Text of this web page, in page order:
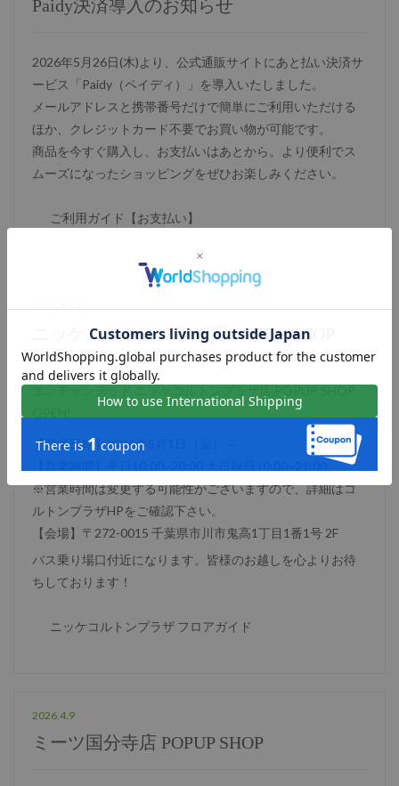
Paidy決済導入のお知らせ
2026年5月26日(木)より、公式通販サイトにあと払い決済サ
ービス「Paidy（ペイディ）」を導入いたしました。
メールアドレスと携帯番号だけで簡単にご利用いただける
ほか、クレジットカード不要でお買い物が可能です。
商品を今すぐ購入し、お支払いはあとから。より便利でス
ムーズになったショッピングをぜひお楽しみください。
ご利用ガイド【お支払い】
2026.5.01
ニッケコルトンプラザ店 POPUP SHOP
【開催日時】2026年5月1日（金）～
※営業時間は変更する可能性がございますので、詳細はコ
ルトンプラザHPをご確認下さい。
【会場】〒272-0015 千葉県市川市鬼高1丁目1番1号 2F
バス乗り場口付近になります。皆様のお越しを心よりお待
ちしております！
ニッケコルトンプラザ フロアガイド
2026.4.9
ミーツ国分寺店 POPUP SHOP